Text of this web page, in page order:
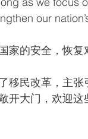
our
家的安全，恢复
移民改革，主张
开大门，欢迎这